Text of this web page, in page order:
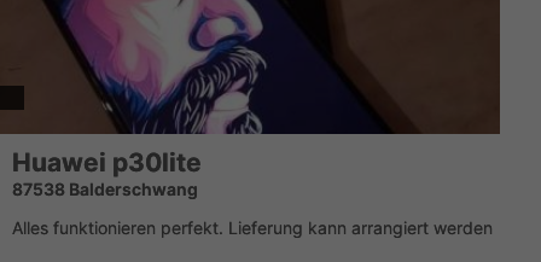
Huawei p30lite
87538 Balderschwang
Alles funktionieren perfekt. Lieferung kann arrangiert werden